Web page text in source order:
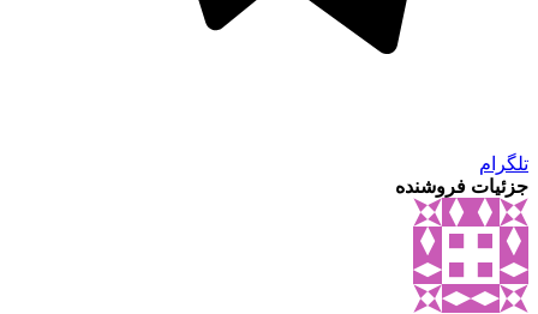
تلگرام
جزئیات فروشنده